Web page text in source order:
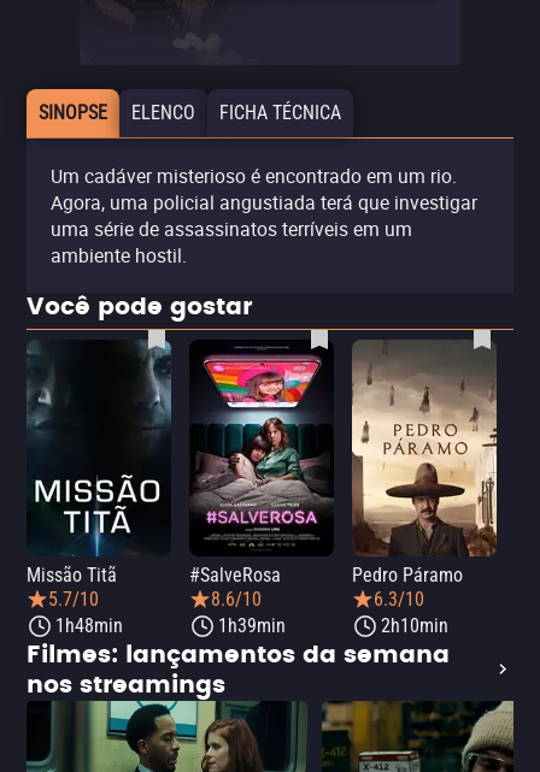
SINOPSE ELENCO FICHA TÉCNICA
Um cadáver misterioso é encontrado em um rio.
Agora, uma policial angustiada terá que investigar
uma série de assassinatos terríveis em um
ambiente hostil.
Você pode gostar
Missão Titã
5.7/10
1h48min
#SalveRosa
8.6/10
1h39min
Pedro Páramo
6.3/10
2h10min
Filmes: lançamentos da semana
nos streamings